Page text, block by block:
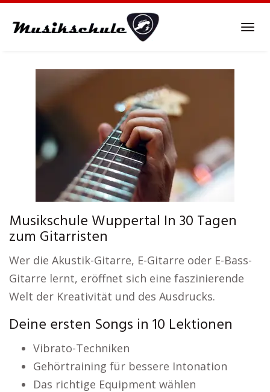
Musikschule Wuppertal In 30 Tagen
zum Gitarristen
Wer die Akustik-Gitarre, E-Gitarre oder E-Bass-
Gitarre lernt, eröffnet sich eine faszinierende
Welt der Kreativität und des Ausdrucks.
Deine ersten Songs in 10 Lektionen
Vibrato-Techniken
Gehörtraining für bessere Intonation
Das richtige Equipment wählen